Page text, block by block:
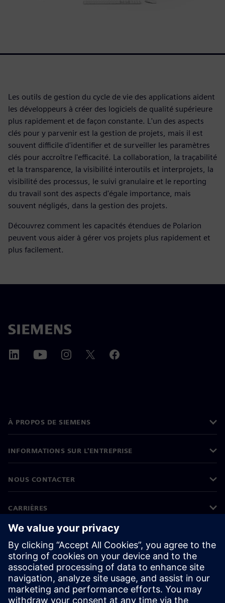
Les outils de gestion du cycle de vie des applications aident
les développeurs à créer des logiciels de qualité supérieure
plus rapidement et de façon constante. L'un des aspects
clés pour y parvenir est la gestion de projets, mais il est
souvent difficile d'identifier et de surveiller les paramètres
clés pour accroître l'efficacité. La collaboration, la traçabilité
et la transparence, la visibilité interoutils et interprojets, la
visibilité des processus, le suivi granulaire et le reporting
du travail sont des aspects d'égale importance, mais
souvent négligés, dans la gestion des projets.
Découvrez comment les capacités étendues de Polarion
peuvent vous aider à gérer vos projets plus rapidement et
plus facilement.
À PROPOS DE SIEMENS
INFORMATIONS SUR L'ENTREPRISE
NOUS CONTACTER
CARRIÈRES
©Siemens 2026
Informations sur l'entreprise
Protection des données